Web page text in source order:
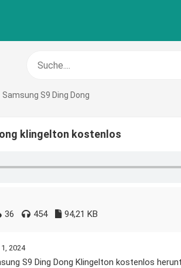
Samsung S9 Ding Dong
klingelton kostenlos
36 454 94,21 KB
2024
S9 Ding Dong Klingelton kostenlos